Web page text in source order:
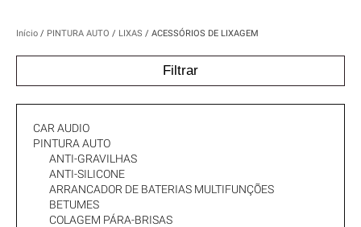
Início / PINTURA AUTO / LIXAS / ACESSÓRIOS DE LIXAGEM
Filtrar
CAR AUDIO
PINTURA AUTO
ANTI-GRAVILHAS
ANTI-SILICONE
ARRANCADOR DE BATERIAS MULTIFUNÇÕES
BETUMES
COLAGEM PÁRA-BRISAS